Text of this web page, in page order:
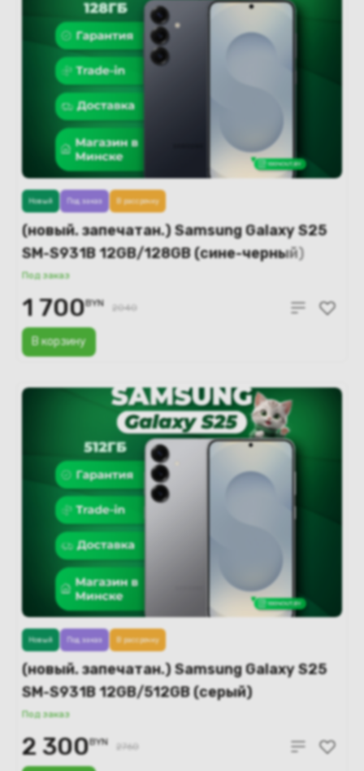
(новый. запечатан.) Samsung Galaxy S25
SM-S931B 12GB/128GB (сине-черный)
Под заказ
В корзину
Новый Под заказ В рассрочку
1 700BYN 2040
(новый. запечатан.) Samsung Galaxy S25
SM-S931B 12GB/512GB (серый)
Под заказ
Новый Под заказ В рассрочку
2 300BYN 2760